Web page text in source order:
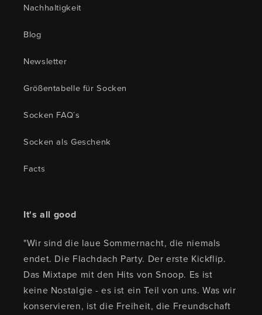
Nachhaltigkeit
Blog
Newsletter
Größentabelle für Socken
Socken FAQ´s
Socken als Geschenk
Facts
It's all good
"Wir sind die laue Sommernacht, die niemals
endet. Die Flachdach Party. Der erste Kickflip.
Das Mixtape mit den Hits von Snoop. Es ist
keine Nostalgie - es ist ein Teil von uns. Was wir
konservieren, ist die Freiheit, die Freundschaft